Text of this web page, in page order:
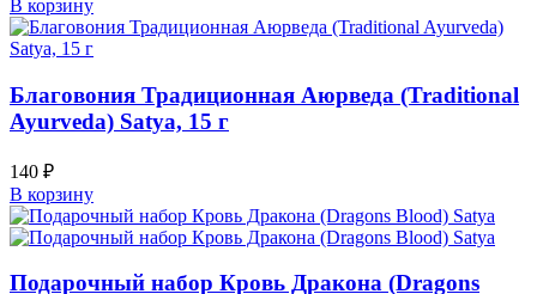
В корзину
Благовония Традиционная Аюрведа (Traditional
Ayurveda) Satya, 15 г
140 ₽
В корзину
Подарочный набор Кровь Дракона (Dragons